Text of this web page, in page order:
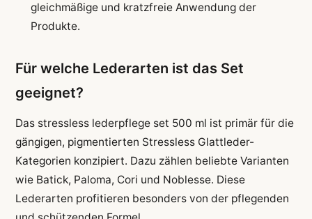
gleichmäßige und kratzfreie Anwendung der
Produkte.
Für welche Lederarten ist das Set
geeignet?
Das stressless lederpflege set 500 ml ist primär für die
gängigen, pigmentierten Stressless Glattleder-
Kategorien konzipiert. Dazu zählen beliebte Varianten
wie Batick, Paloma, Cori und Noblesse. Diese
Lederarten profitieren besonders von der pflegenden